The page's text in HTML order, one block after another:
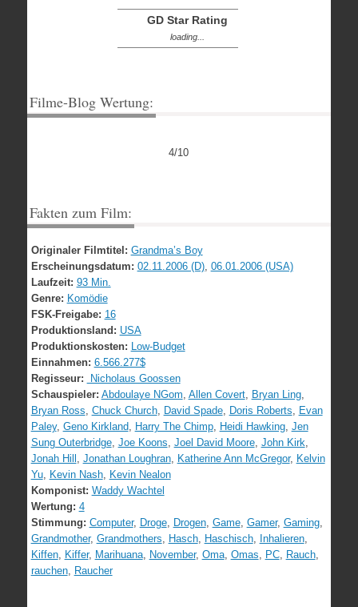
GD Star Rating
loading...
Filme-Blog Wertung:
4/10
Fakten zum Film:
Originaler Filmtitel: Grandma’s Boy
Erscheinungsdatum: 02.11.2006 (D), 06.01.2006 (USA)
Laufzeit: 93 Min.
Genre: Komödie
FSK-Freigabe: 16
Produktionsland: USA
Produktionskosten: Low-Budget
Einnahmen: 6.566.277$
Regisseur:
Nicholaus Goossen
Schauspieler: Abdoulaye NGom Allen Covert, Bryan Ling,
Bryan Ross Chuck Church, David Spade, Doris Roberts
Evan
Paley, Geno Kirkland, Harry The Chimp, Heidi Hawking, Jen
Sung Outerbridge, Joe Koons Joel David Moore, John Kirk
Jonah Hill Jonathan Loughran, Katherine Ann McGregor, Kelvin
Yu, Kevin Nash, Kevin Nealon
Komponist: Waddy Wachtel
Wertung: 4
Stimmung: Computer, Droge, Drogen, Game, Gamer, Gaming,
Grandmother, Grandmothers Hasch, Haschisch, Inhalieren,
Kiffen, Kiffer, Marihuana, November, Oma, Omas PC, Rauch,
rauchen, Raucher